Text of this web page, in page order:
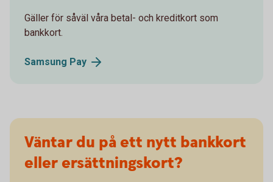
Gäller för såväl våra betal- och kreditkort som
bankkort.
Samsung Pay
Väntar du på ett nytt bankkort
eller ersättningskort?